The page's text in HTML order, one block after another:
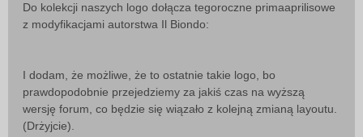
s
t
Do kolekcji naszych logo dołącza tegoroczne primaaprilisowe
z modyfikacjami autorstwa Il Biondo:
I dodam, że możliwe, że to ostatnie takie logo, bo
prawdopodobnie przejedziemy za jakiś czas na wyższą
wersję forum, co będzie się wiązało z kolejną zmianą layoutu.
(Drżyjcie).